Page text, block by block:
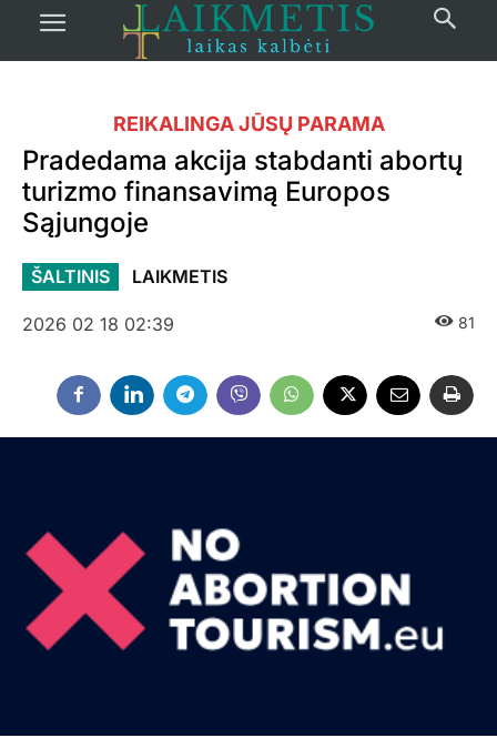
REIKALINGA JŪSŲ PARAMA
Pradedama akcija stabdanti abortų
turizmo finansavimą Europos
Sąjungoje
ŠALTINIS LAIKMETIS
2026 02 18 02:39 81